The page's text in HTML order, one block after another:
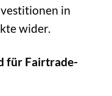
in
wider.
für Fairtrade-